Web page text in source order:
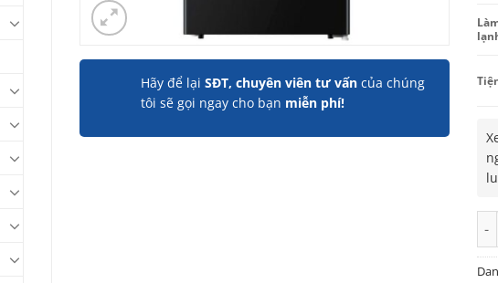
Hãy để lại SĐT, chuyên viên tư vấn của chúng
tôi sẽ gọi ngay cho bạn miễn phí!